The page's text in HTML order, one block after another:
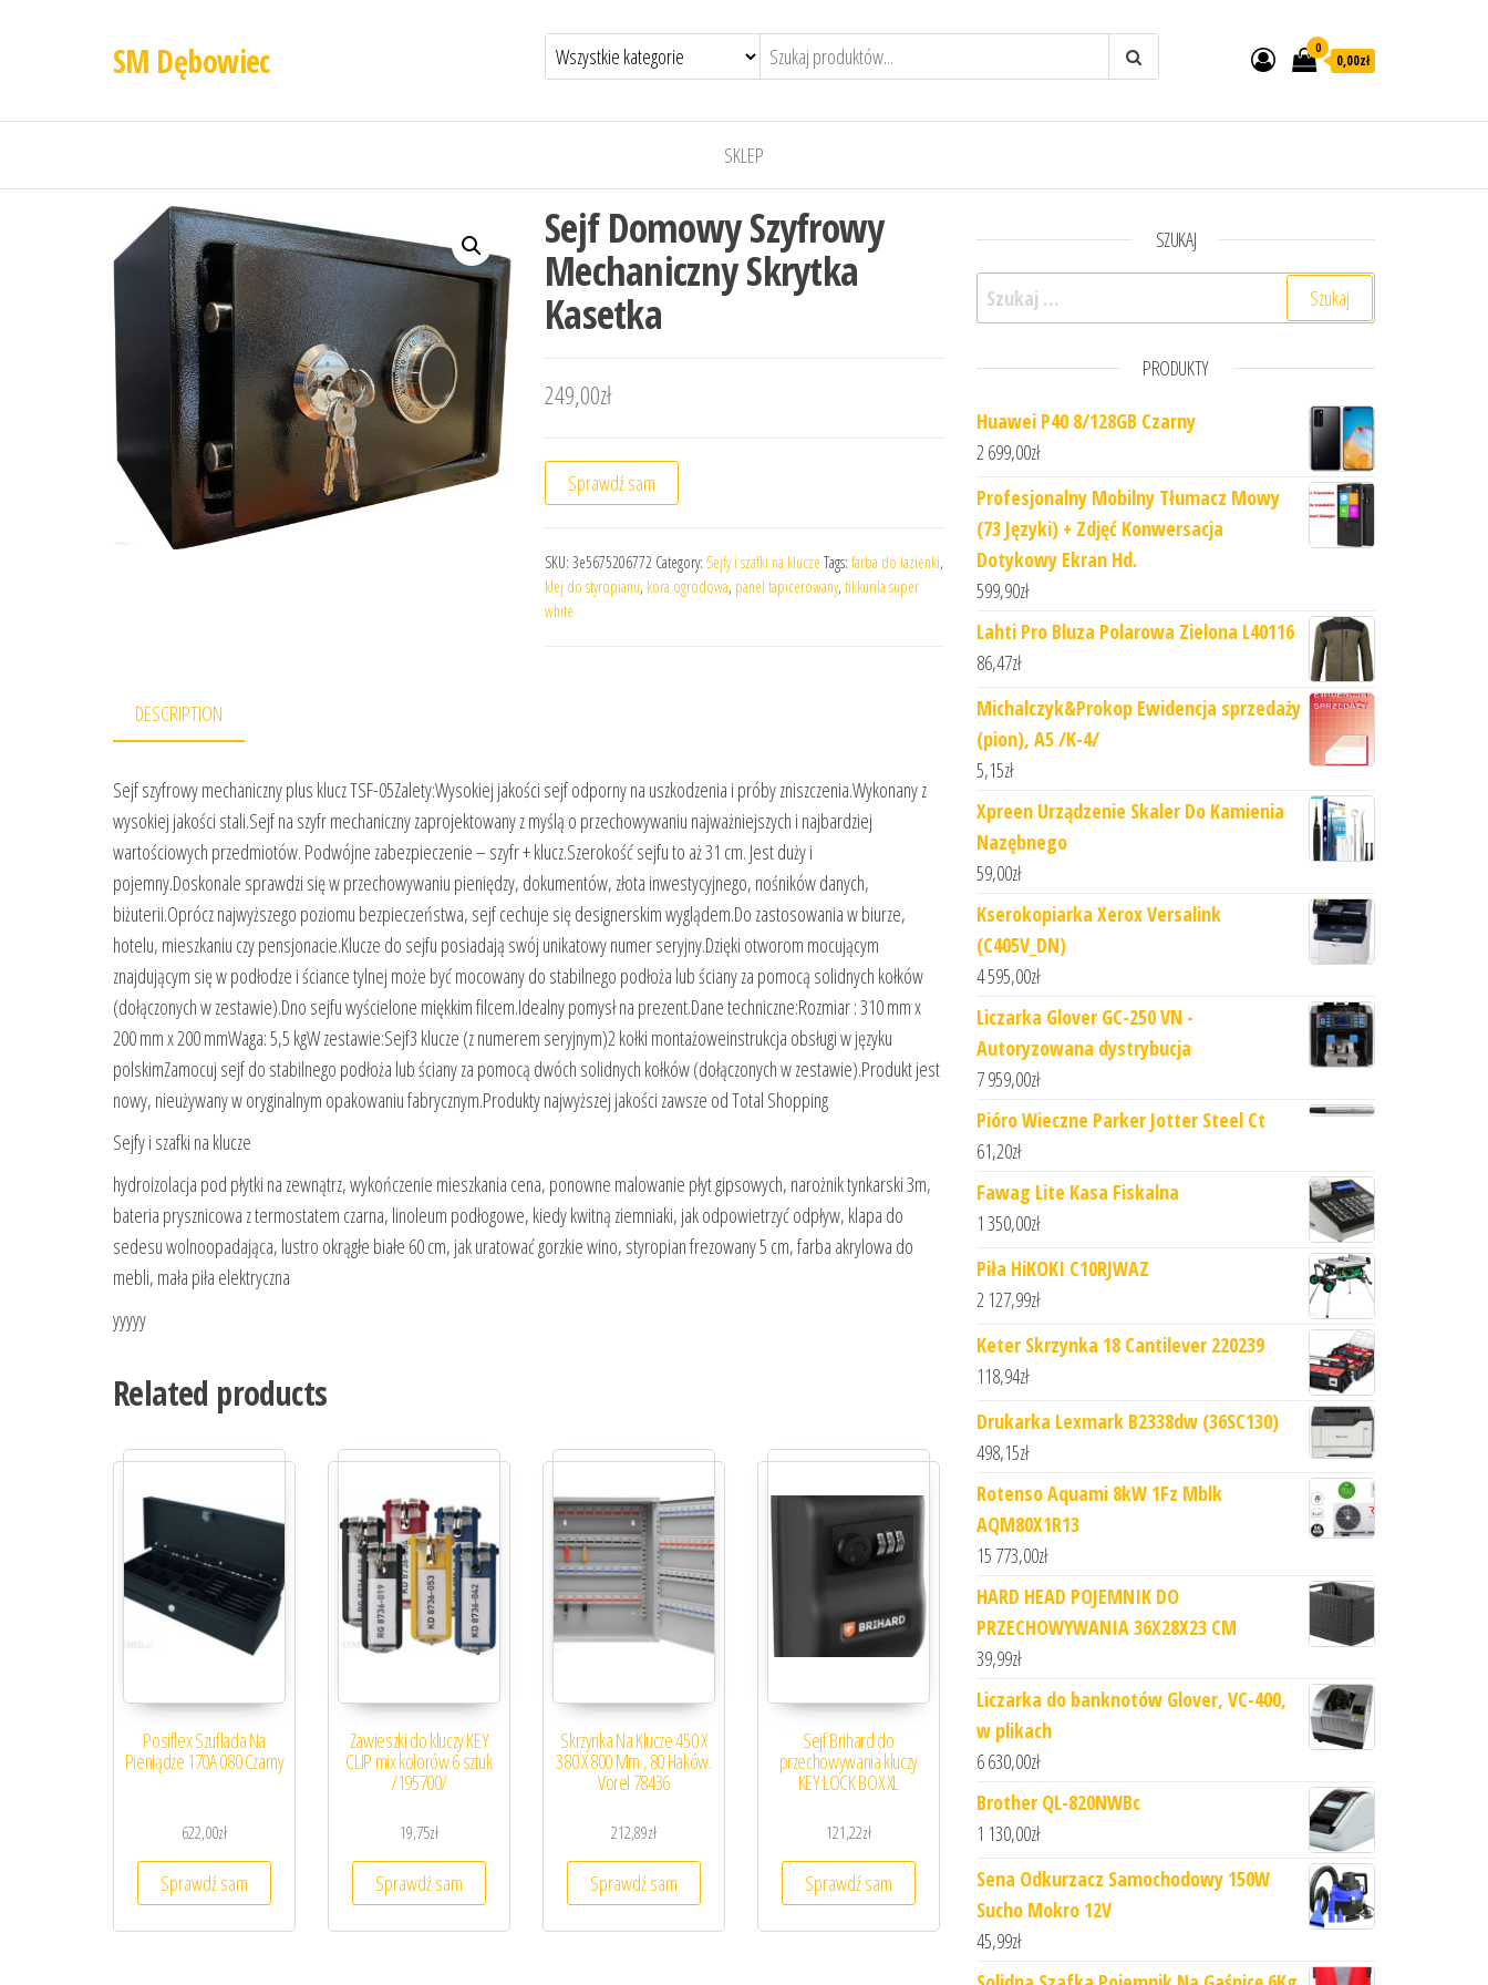
SM Dębowiec 0
0,00zł
SKLEP
Sejf Domowy Szyfrowy
Mechaniczny Skrytka
Kasetka
249,00zł
Sprawdź sam
SKU: 3e5675206772 Category: Sejfy i szafki na klucze Tags: farba do łazienki,
klej do styropianu, kora ogrodowa, panel tapicerowany, tikkurila super
white
DESCRIPTION
Sejf szyfrowy mechaniczny plus klucz TSF-05Zalety:Wysokiej jakości sejf odporny na uszkodzenia i próby zniszczenia.Wykonany z
wysokiej jakości stali.Sejf na szyfr mechaniczny zaprojektowany z myślą o przechowywaniu najważniejszych i najbardziej
wartościowych przedmiotów. Podwójne zabezpieczenie – szyfr + klucz.Szerokość sejfu to aż 31 cm. Jest duży i
pojemny.Doskonale sprawdzi się w przechowywaniu pieniędzy, dokumentów, złota inwestycyjnego, nośników danych,
biżuterii.Oprócz najwyższego poziomu bezpieczeństwa, sejf cechuje się designerskim wyglądem.Do zastosowania w biurze,
hotelu, mieszkaniu czy pensjonacie.Klucze do sejfu posiadają swój unikatowy numer seryjny.Dzięki otworom mocującym
znajdującym się w podłodze i ściance tylnej może być mocowany do stabilnego podłoża lub ściany za pomocą solidnych kołków
(dołączonych w zestawie).Dno sejfu wyścielone miękkim filcem.Idealny pomysł na prezent.Dane techniczne:Rozmiar : 310 mm x
200 mm x 200 mmWaga: 5,5 kgW zestawie:Sejf3 klucze (z numerem seryjnym)2 kołki montażoweinstrukcja obsługi w języku
polskimZamocuj sejf do stabilnego podłoża lub ściany za pomocą dwóch solidnych kołków (dołączonych w zestawie).Produkt jest
nowy, nieużywany w oryginalnym opakowaniu fabrycznym.Produkty najwyższej jakości zawsze od Total Shopping
Sejfy i szafki na klucze
hydroizolacja pod płytki na zewnątrz, wykończenie mieszkania cena, ponowne malowanie płyt gipsowych, narożnik tynkarski 3m,
bateria prysznicowa z termostatem czarna, linoleum podłogowe, kiedy kwitną ziemniaki, jak odpowietrzyć odpływ, klapa do
sedesu wolnoopadająca, lustro okrągłe białe 60 cm, jak uratować gorzkie wino, styropian frezowany 5 cm, farba akrylowa do
mebli, mała piła elektryczna
yyyyy
Related products
Posiflex Szuflada Na
Pieniądze 170A 080 Czarny
622,00zł
Sprawdź sam
Zawieszki do kluczy KEY
CLIP mix kolorów 6 sztuk
/195700/
19,75zł
Sprawdź sam
Skrzynka Na Klucze 450 X
380 X 800 Mm , 80 Haków.
Vorel 78436
212,89zł
Sprawdź sam
Sejf Brihard do
przechowywania kluczy
KEY LOCK BOX XL
121,22zł
Sprawdź sam
SZUKAJ
Szukaj:
PRODUKTY
Huawei P40 8/128GB Czarny
2 699,00zł
Profesjonalny Mobilny Tłumacz Mowy
(73 Języki) + Zdjęć Konwersacja
Dotykowy Ekran Hd.
599,90zł
Lahti Pro Bluza Polarowa Zielona L40116
86,47zł
Michalczyk&Prokop Ewidencja sprzedaży
(pion), A5 /K-4/
5,15zł
Xpreen Urządzenie Skaler Do Kamienia
Nazębnego
59,00zł
Kserokopiarka Xerox Versalink
(C405V_DN)
4 595,00zł
Liczarka Glover GC-250 VN -
Autoryzowana dystrybucja
7 959,00zł
Pióro Wieczne Parker Jotter Steel Ct
61,20zł
Fawag Lite Kasa Fiskalna
1 350,00zł
Piła HiKOKI C10RJWAZ
2 127,99zł
Keter Skrzynka 18 Cantilever 220239
118,94zł
Drukarka Lexmark B2338dw (36SC130)
498,15zł
Rotenso Aquami 8kW 1Fz Mblk
AQM80X1R13
15 773,00zł
HARD HEAD POJEMNIK DO
PRZECHOWYWANIA 36X28X23 CM
39,99zł
Liczarka do banknotów Glover, VC-400,
w plikach
6 630,00zł
Brother QL-820NWBc
1 130,00zł
Sena Odkurzacz Samochodowy 150W
Sucho Mokro 12V
45,99zł